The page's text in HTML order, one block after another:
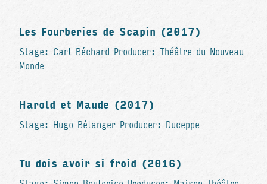
Les Fourberies de Scapin (2017)
Stage: Carl Béchard Producer: Théâtre du Nouveau
Monde
Harold et Maude (2017)
Stage: Hugo Bélanger Producer: Duceppe
Tu dois avoir si froid (2016)